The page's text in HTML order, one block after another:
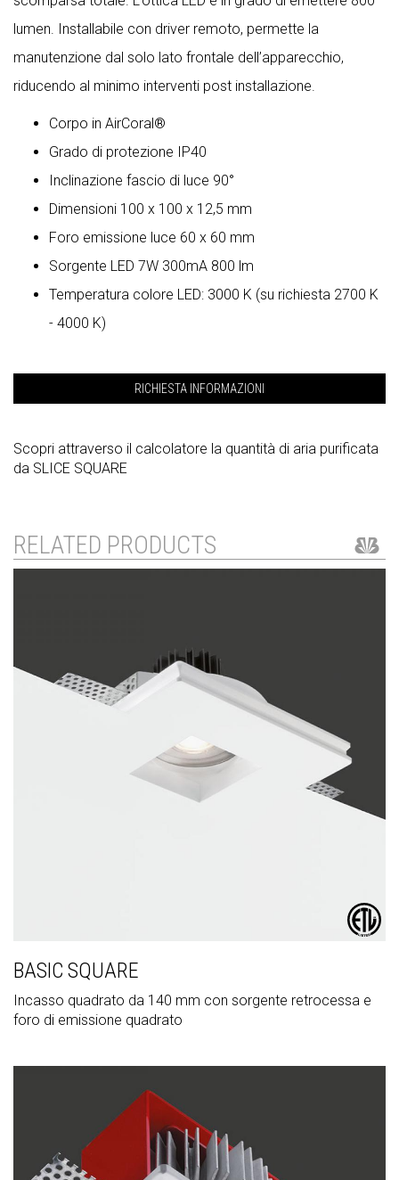
lumen. Installabile con driver remoto, permette la
manutenzione dal solo lato frontale dell’apparecchio,
riducendo al minimo interventi post installazione.
Corpo in AirCoral®
Grado di protezione IP40
Inclinazione fascio di luce 90°
Dimensioni 100 x 100 x 12,5 mm
Foro emissione luce 60 x 60 mm
Sorgente LED 7W 300mA 800 lm
Temperatura colore LED: 3000 K (su richiesta 2700 K
- 4000 K)
RICHIESTA INFORMAZIONI
Scopri attraverso il calcolatore la quantità di aria purificata
da SLICE SQUARE
RELATED PRODUCTS
BASIC SQUARE
Incasso quadrato da 140 mm con sorgente retrocessa e
foro di emissione quadrato